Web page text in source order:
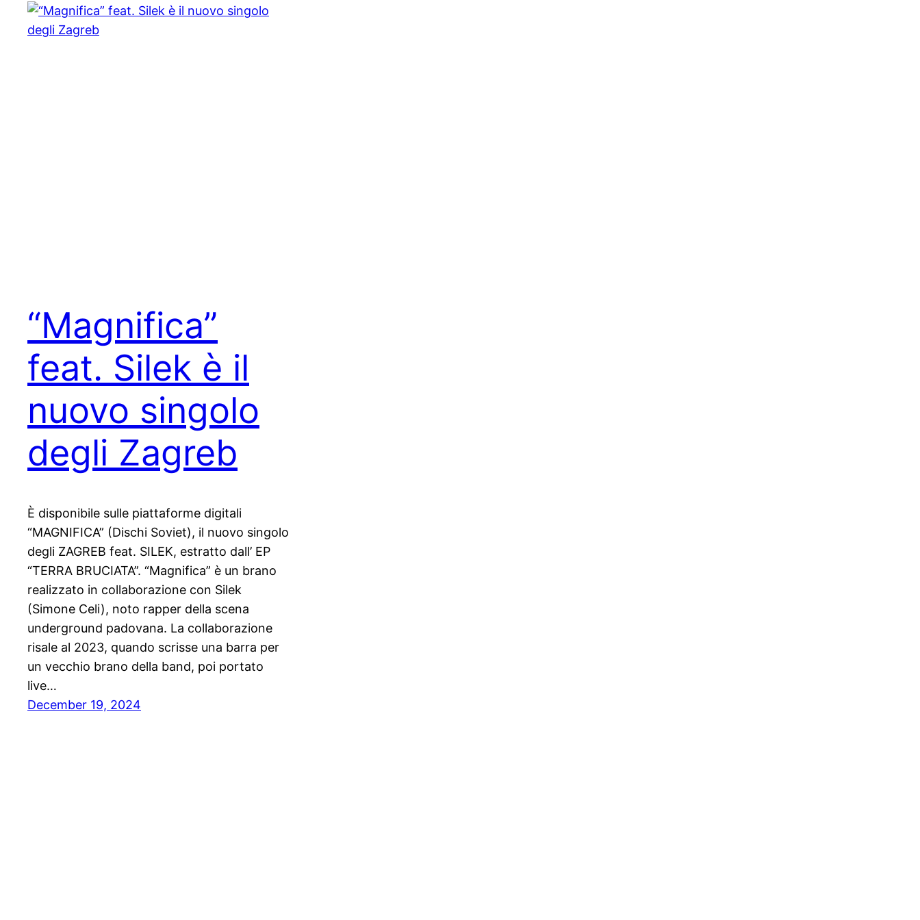
“Magnifica”
feat. Silek è il
nuovo singolo
degli Zagreb
È disponibile sulle piattaforme digitali
“MAGNIFICA” (Dischi Soviet), il nuovo singolo
degli ZAGREB feat. SILEK, estratto dall’ EP
“TERRA BRUCIATA”. “Magnifica” è un brano
realizzato in collaborazione con Silek
(Simone Celi), noto rapper della scena
underground padovana. La collaborazione
risale al 2023, quando scrisse una barra per
un vecchio brano della band, poi portato
live…
December 19, 2024